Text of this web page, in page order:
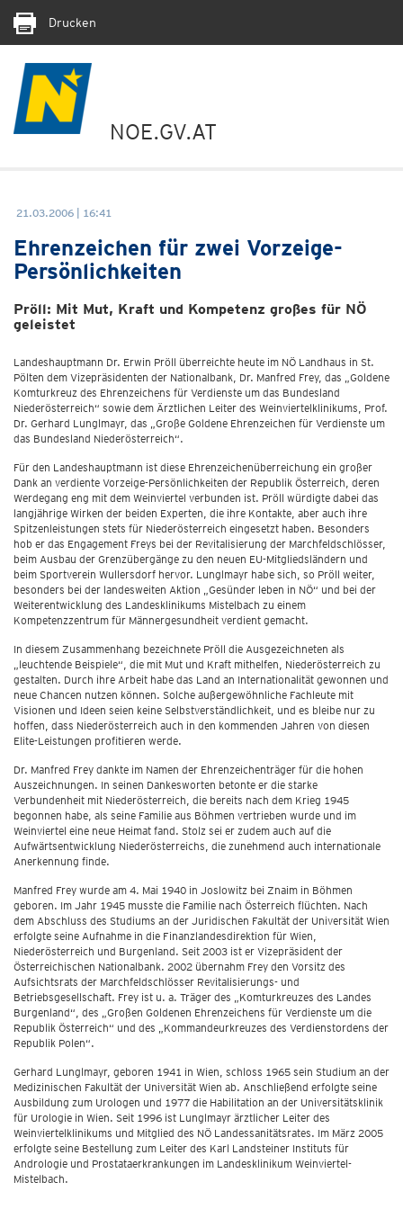
Drucken
NOE.GV.AT
21.03.2006 | 16:41
Ehrenzeichen für zwei Vorzeige-
Persönlichkeiten
Pröll: Mit Mut, Kraft und Kompetenz großes für NÖ
geleistet
Landeshauptmann Dr. Erwin Pröll überreichte heute im NÖ Landhaus in St.
Pölten dem Vizepräsidenten der Nationalbank, Dr. Manfred Frey, das „Goldene
Komturkreuz des Ehrenzeichens für Verdienste um das Bundesland
Niederösterreich“ sowie dem Ärztlichen Leiter des Weinviertelklinikums, Prof.
Dr. Gerhard Lunglmayr, das „Große Goldene Ehrenzeichen für Verdienste um
das Bundesland Niederösterreich“.
Für den Landeshauptmann ist diese Ehrenzeichenüberreichung ein großer
Dank an verdiente Vorzeige-Persönlichkeiten der Republik Österreich, deren
Werdegang eng mit dem Weinviertel verbunden ist. Pröll würdigte dabei das
langjährige Wirken der beiden Experten, die ihre Kontakte, aber auch ihre
Spitzenleistungen stets für Niederösterreich eingesetzt haben. Besonders
hob er das Engagement Freys bei der Revitalisierung der Marchfeldschlösser,
beim Ausbau der Grenzübergänge zu den neuen EU-Mitgliedsländern und
beim Sportverein Wullersdorf hervor. Lunglmayr habe sich, so Pröll weiter,
besonders bei der landesweiten Aktion „Gesünder leben in NÖ“ und bei der
Weiterentwicklung des Landesklinikums Mistelbach zu einem
Kompetenzzentrum für Männergesundheit verdient gemacht.
In diesem Zusammenhang bezeichnete Pröll die Ausgezeichneten als
„leuchtende Beispiele“, die mit Mut und Kraft mithelfen, Niederösterreich zu
gestalten. Durch ihre Arbeit habe das Land an Internationalität gewonnen und
neue Chancen nutzen können. Solche außergewöhnliche Fachleute mit
Visionen und Ideen seien keine Selbstverständlichkeit, und es bleibe nur zu
hoffen, dass Niederösterreich auch in den kommenden Jahren von diesen
Elite-Leistungen profitieren werde.
Dr. Manfred Frey dankte im Namen der Ehrenzeichenträger für die hohen
Auszeichnungen. In seinen Dankesworten betonte er die starke
Verbundenheit mit Niederösterreich, die bereits nach dem Krieg 1945
begonnen habe, als seine Familie aus Böhmen vertrieben wurde und im
Weinviertel eine neue Heimat fand. Stolz sei er zudem auch auf die
Aufwärtsentwicklung Niederösterreichs, die zunehmend auch internationale
Anerkennung finde.
Manfred Frey wurde am 4. Mai 1940 in Joslowitz bei Znaim in Böhmen
geboren. Im Jahr 1945 musste die Familie nach Österreich flüchten. Nach
dem Abschluss des Studiums an der Juridischen Fakultät der Universität Wien
erfolgte seine Aufnahme in die Finanzlandesdirektion für Wien,
Niederösterreich und Burgenland. Seit 2003 ist er Vizepräsident der
Österreichischen Nationalbank. 2002 übernahm Frey den Vorsitz des
Aufsichtsrats der Marchfeldschlösser Revitalisierungs- und
Betriebsgesellschaft. Frey ist u. a. Träger des „Komturkreuzes des Landes
Burgenland“, des „Großen Goldenen Ehrenzeichens für Verdienste um die
Republik Österreich“ und des „Kommandeurkreuzes des Verdienstordens der
Republik Polen“.
Gerhard Lunglmayr, geboren 1941 in Wien, schloss 1965 sein Studium an der
Medizinischen Fakultät der Universität Wien ab. Anschließend erfolgte seine
Ausbildung zum Urologen und 1977 die Habilitation an der Universitätsklinik
für Urologie in Wien. Seit 1996 ist Lunglmayr ärztlicher Leiter des
Weinviertelklinikums und Mitglied des NÖ Landessanitätsrates. Im März 2005
erfolgte seine Bestellung zum Leiter des Karl Landsteiner Instituts für
Andrologie und Prostataerkrankungen im Landesklinikum Weinviertel-
Mistelbach.